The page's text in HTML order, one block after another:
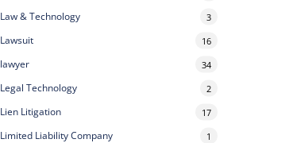
Law & Technology 3
Lawsuit 16
lawyer 34
Legal Technology 2
Lien Litigation 17
Limited Liability Company 1